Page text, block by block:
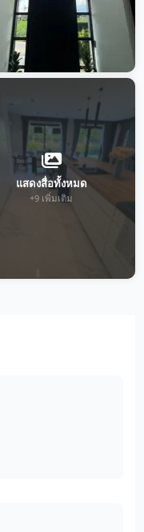
แสดงสื่อทั้งหมด
+9 เพิ่มเติม